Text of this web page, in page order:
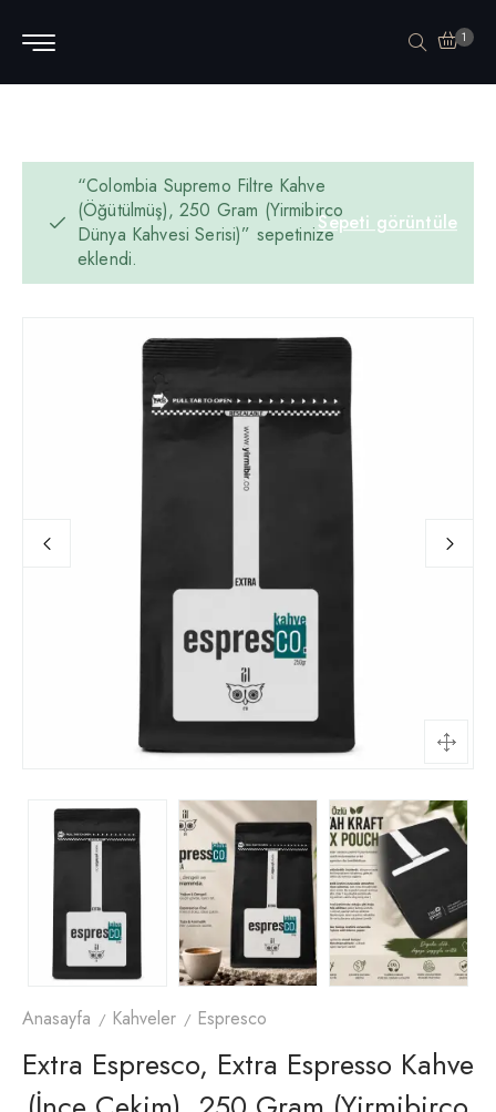
1
Sepeti görüntüle
“Colombia Supremo Filtre Kahve
(Öğütülmüş), 250 Gram (Yirmibirco
Dünya Kahvesi Serisi)” sepetinize
eklendi.
Anasayfa Kahveler Espresco
Extra Espresco, Extra Espresso Kahve